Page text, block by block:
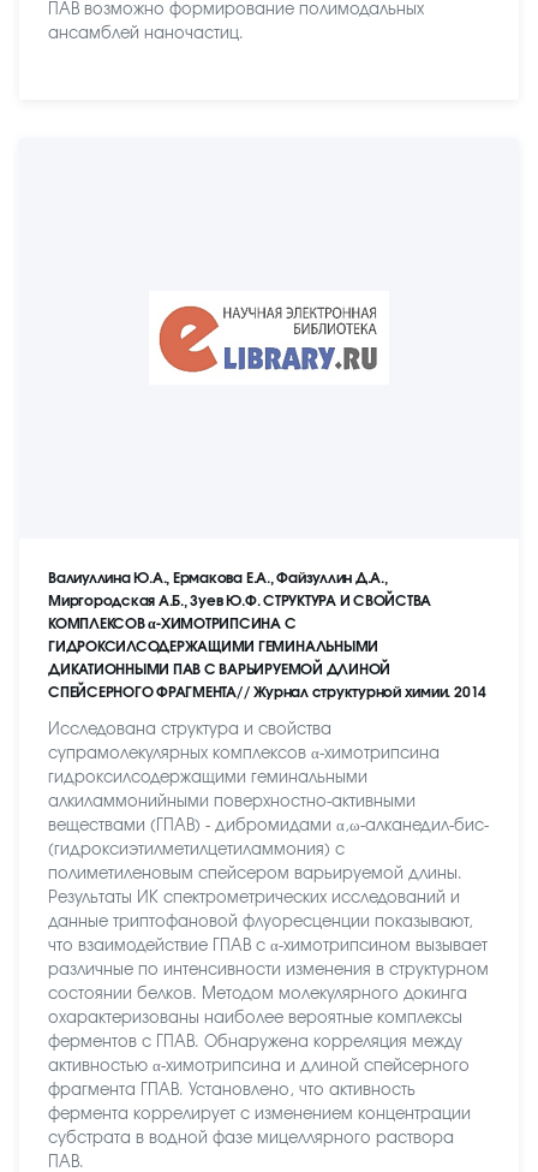
ПАВ возможно формирование полимодальных
ансамблей наночастиц.
Валиуллина Ю.А., Ермакова Е.А., Файзуллин Д.А.,
Миргородская А.Б., Зуев Ю.Ф. СТРУКТУРА И СВОЙСТВА
КОМПЛЕКСОВ α-ХИМОТРИПСИНА С
ГИДРОКСИЛСОДЕРЖАЩИМИ ГЕМИНАЛЬНЫМИ
ДИКАТИОННЫМИ ПАВ С ВАРЬИРУЕМОЙ ДЛИНОЙ
СПЕЙСЕРНОГО ФРАГМЕНТА// Журнал структурной химии. 2014
Исследована структура и свойства
супрамолекулярных комплексов α-химотрипсина
гидроксилсодержащими геминальными
алкиламмонийными поверхностно-активными
веществами (ГПАВ) - дибромидами α,ω-алканедил-бис-
(гидроксиэтилметилцетиламмония) с
полиметиленовым спейсером варьируемой длины.
Результаты ИК спектрометрических исследований и
данные триптофановой флуоресценции показывают,
что взаимодействие ГПАВ с α-химотрипсином вызывает
различные по интенсивности изменения в структурном
состоянии белков. Методом молекулярного докинга
охарактеризованы наиболее вероятные комплексы
ферментов с ГПАВ. Обнаружена корреляция между
активностью α-химотрипсина и длиной спейсерного
фрагмента ГПАВ. Установлено, что активность
фермента коррелирует с изменением концентрации
субстрата в водной фазе мицеллярного раствора
ПАВ.